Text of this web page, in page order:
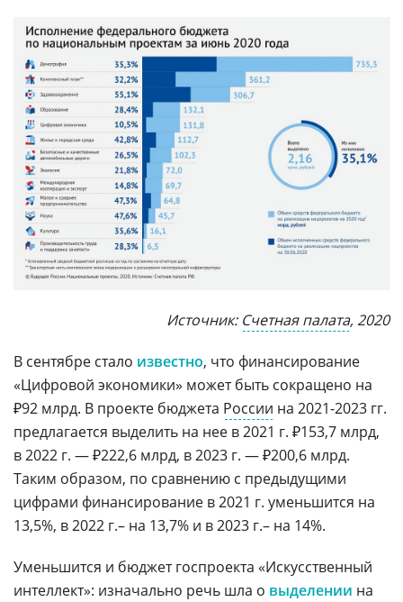
Источник: Счетная палата, 2020
В сентябре стало известно, что финансирование
«Цифровой экономики» может быть сокращено на
₽92 млрд. В проекте бюджета России на 2021-2023 гг.
предлагается выделить на нее в 2021 г. ₽153,7 млрд,
в 2022 г. — ₽222,6 млрд, в 2023 г. — ₽200,6 млрд.
Таким образом, по сравнению с предыдущими
цифрами финансирование в 2021 г. уменьшится на
13,5%, в 2022 г.– на 13,7% и в 2023 г.– на 14%.
Уменьшится и бюджет госпроекта «Искусственный
интеллект»: изначально речь шла о выделении на